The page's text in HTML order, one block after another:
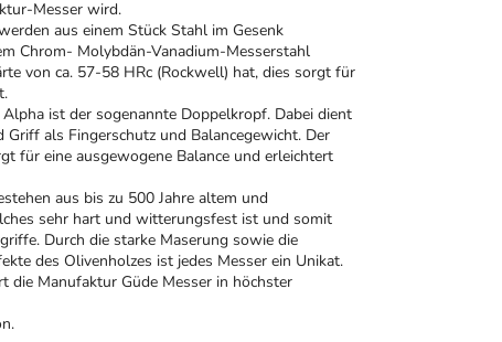
Messer wird.
aus einem Stück Stahl im Gesenk
Chrom- Molybdän-Vanadium-Messerstahl
von ca. 57-58 HRc (Rockwell) hat, dies sorgt für
ist der sogenannte Doppelkropf. Dabei dient
als Fingerschutz und Balancegewicht. Der
für eine ausgewogene Balance und erleichtert
aus bis zu 500 Jahre altem und
sehr hart und witterungsfest ist und somit
Durch die starke Maserung sowie die
des Olivenholzes ist jedes Messer ein Unikat.
die Manufaktur Güde Messer in höchster